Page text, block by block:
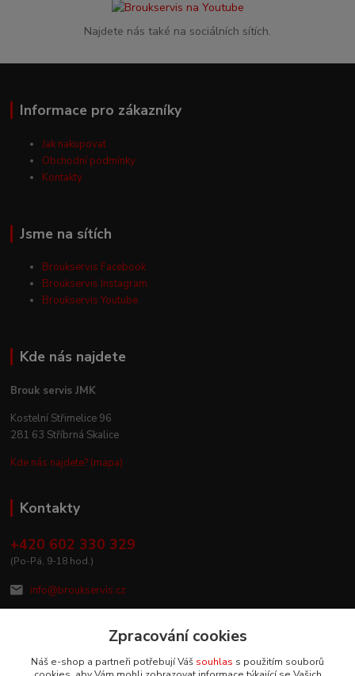
Najdete nás také na sociálních sítích.
Informace pro zákazníky
Jak nakupovat
Obchodní podmínky
Kontakty
Jsme na sítích
Broukservis Facebook
Broukservis Instagram
Broukservis Youtube
Kde nás najdete
Brouk servis JMK
Kostelní Střimelice 96
281 63 Stříbrná Skalice
Kde nás najdete? (mapa)
Kontakty
+420 602 330 329
(Po-Pá, 9-18 hod.)
info@broukservis.cz
Zpracování cookies
Náš e-shop a partneři potřebují Váš souhlas s použitím souborů